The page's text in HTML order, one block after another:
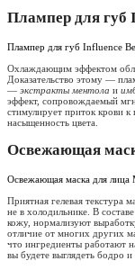
Плампер для губ
Плампер для губ Influence
Охлаждающим эффектом
Доказательство этому —
— экстракты ментола и
эффект, сопровождаемый
стимулирует приток крови к
насыщенность цвета.
Освежающая
Освежающая маска для
Приятная гелевая текстура
не в холодильнике. В
кожу, нормализуют
отличие от многих других
что ингредиенты работают
вы будете выглядеть бодро